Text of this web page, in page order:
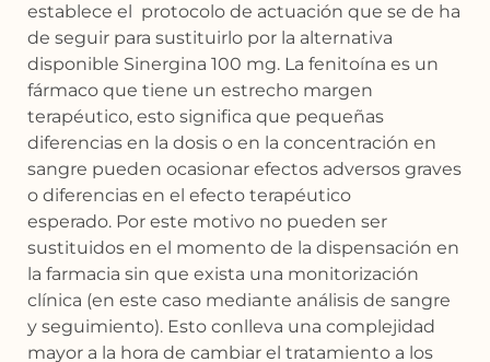
establece el protocolo de actuación que se de ha
de seguir para sustituirlo por la alternativa
disponible Sinergina 100 mg. La fenitoína es un
fármaco que tiene un estrecho margen
terapéutico, esto significa que pequeñas
diferencias en la dosis o en la concentración en
sangre pueden ocasionar efectos adversos graves
o diferencias en el efecto terapéutico
esperado. Por este motivo no pueden ser
sustituidos en el momento de la dispensación en
la farmacia sin que exista una monitorización
clínica (en este caso mediante análisis de sangre
y seguimiento). Esto conlleva una complejidad
mayor a la hora de cambiar el tratamiento a los